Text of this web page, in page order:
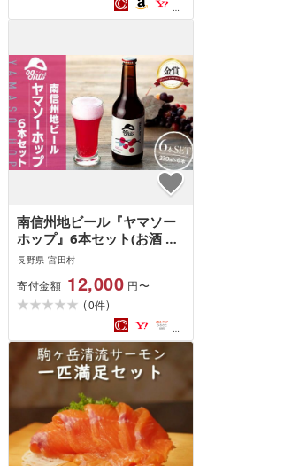
年末年始 人気 お祝い 贈答
ィー 限定品 醸造 ホップ 香
り高い)
南信州地ビール『ヤマソー
ホップ』6本セット(お酒 ビ
ール 発泡酒 地ビール 南信
ソーホップ オグナ 地域限定
クラフトビール 国産 日本産
ギフト クリスマス 年末年始
人気 お祝い 贈答 ギフト プ
レゼント フルーティー 限定
品 醸造 ホップ 香り高い)
長野県 宮田村
寄付金額 12,000 円〜
(0件)